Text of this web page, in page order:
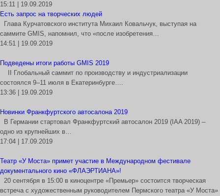
15:11 | 19.09.2019
Есть запрос на творческих людей
Глава Курчатовского института Михаил Ковальчук, выступая на
саммите GMIS, напомнил, что «после изобретения…
14:51 | 19.09.2019
Подведены итоги работы GMIS 2019
II Глобальный саммит по производству и индустриализации
состоялся 9–11 июля в Екатеринбурге….
13:36 | 19.09.2019
Новинки Франкфуртского автосалона 2019
В Германии стартовал Франкфуртский автосалон 2019 (IAA 2019) –
одно из крупнейших в…
17:04 | 17.09.2019
Театр «У Моста» примет участие в Международном фестивале
документального кино «ФЛАЭРТИАНА»!
20 сентября в 15:00 в киноцентре «Премьер» состоится творческая
встреча с художественным руководителем Пермского театра «У Моста»